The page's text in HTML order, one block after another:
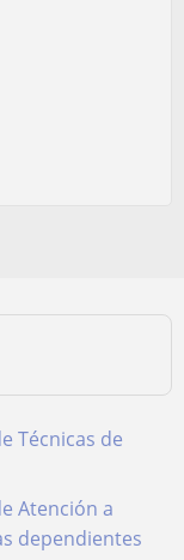
Técnicas de
Atención a
dependientes